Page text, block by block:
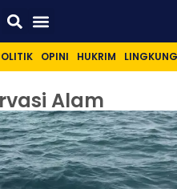
OPINI HUKRIM
Alam